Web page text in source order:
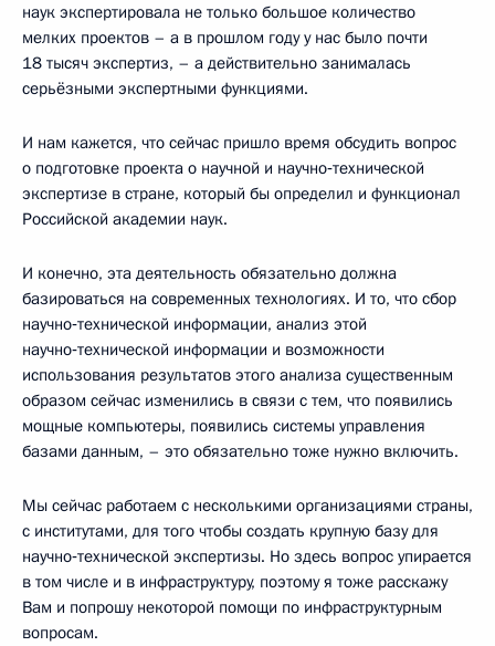
наук экспертировала не только большое количество
мелких проектов – а в прошлом году у нас было почти
18 тысяч экспертиз, – а действительно занималась
серьёзными экспертными функциями.
И нам кажется, что сейчас пришло время обсудить вопрос
о подготовке проекта о научной и научно‑технической
экспертизе в стране, который бы определил и функционал
Российской академии наук.
И конечно, эта деятельность обязательно должна
базироваться на современных технологиях. И то, что сбор
научно‑технической информации, анализ этой
научно‑технической информации и возможности
использования результатов этого анализа существенным
образом сейчас изменились в связи с тем, что появились
мощные компьютеры, появились системы управления
базами данным, – это обязательно тоже нужно включить.
Мы сейчас работаем с несколькими организациями страны,
с институтами, для того чтобы создать крупную базу для
научно‑технической экспертизы. Но здесь вопрос упирается
в том числе и в инфраструктуру, поэтому я тоже расскажу
Вам и попрошу некоторой помощи по инфраструктурным
вопросам.